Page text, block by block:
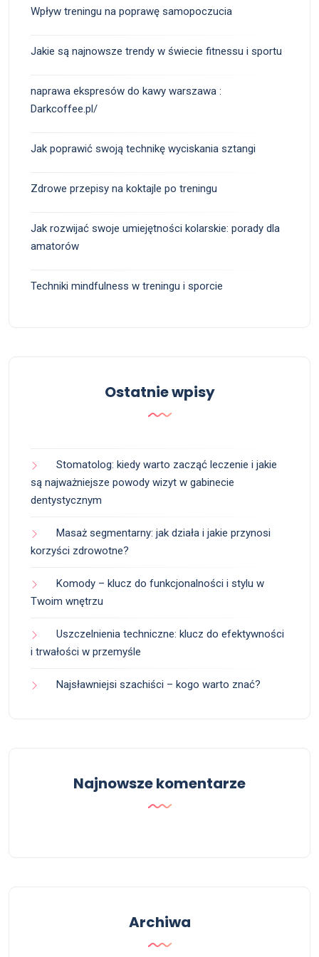
Wpływ treningu na poprawę samopoczucia
Jakie są najnowsze trendy w świecie fitnessu i sportu
naprawa ekspresów do kawy warszawa :
Darkcoffee.pl/
Jak poprawić swoją technikę wyciskania sztangi
Zdrowe przepisy na koktajle po treningu
Jak rozwijać swoje umiejętności kolarskie: porady dla
amatorów
Techniki mindfulness w treningu i sporcie
Ostatnie wpisy
Stomatolog: kiedy warto zacząć leczenie i jakie
są najważniejsze powody wizyt w gabinecie
dentystycznym
Masaż segmentarny: jak działa i jakie przynosi
korzyści zdrowotne?
Komody – klucz do funkcjonalności i stylu w
Twoim wnętrzu
Uszczelnienia techniczne: klucz do efektywności
i trwałości w przemyśle
Najsławniejsi szachiści – kogo warto znać?
Najnowsze komentarze
Archiwa